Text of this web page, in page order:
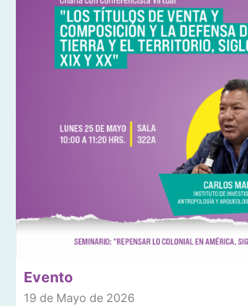
Evento
19 de Mayo de 2026